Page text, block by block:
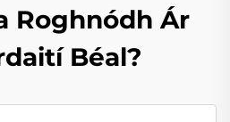
Roghnódh Ár
Béal?